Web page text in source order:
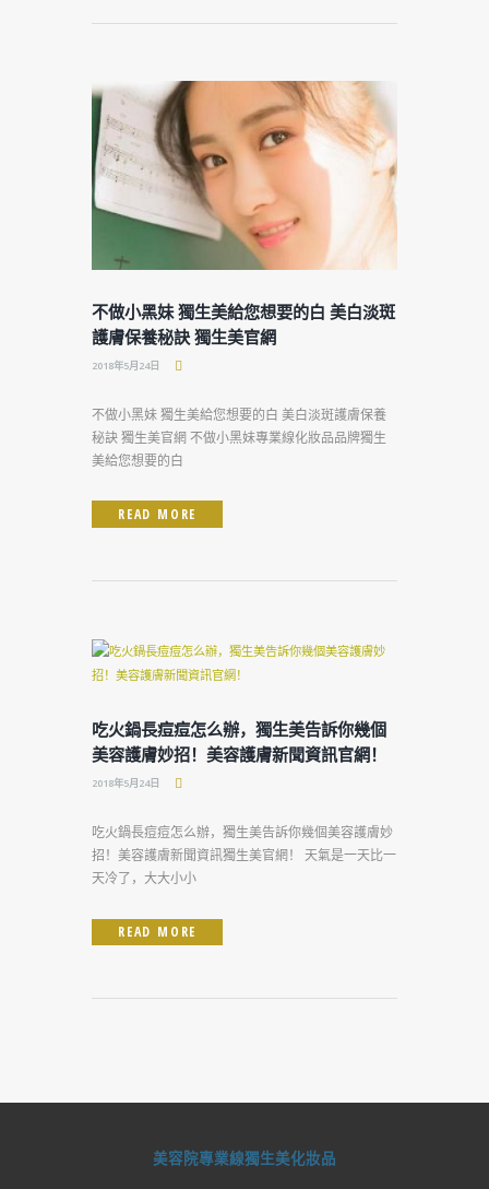
不做小黑妹 獨生美給您想要的白 美白淡斑
護膚保養秘訣 獨生美官網
2018年5月24日
不做小黑妹 獨生美給您想要的白 美白淡斑護膚保養
秘訣 獨生美官網 不做小黑妹專業線化妝品品牌獨生
美給您想要的白
READ MORE
吃火鍋長痘痘怎么辦，獨生美告訴你幾個
美容護膚妙招！美容護膚新聞資訊官網！
2018年5月24日
吃火鍋長痘痘怎么辦，獨生美告訴你幾個美容護膚妙
招！美容護膚新聞資訊獨生美官網！ 天氣是一天比一
天冷了，大大小小
READ MORE
美容院專業線獨生美化妝品